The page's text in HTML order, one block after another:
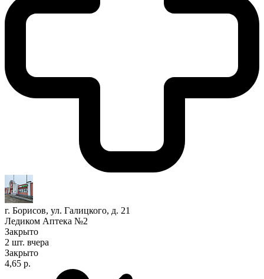
г. Борисов, ул. Галицкого, д. 21
Ледиком Аптека №2
Закрыто
2 шт. вчера
Закрыто
4,65 р.